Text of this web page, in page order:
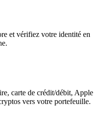
et vérifiez votre identité en
carte de crédit/débit, Apple
vers votre portefeuille.